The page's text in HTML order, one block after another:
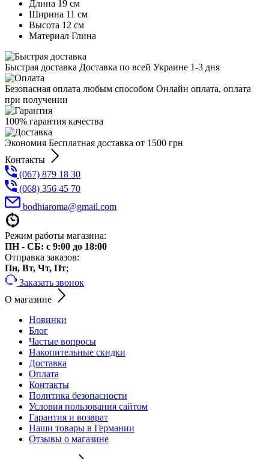
Длина 19 см
Ширина 11 см
Высота 12 см
Maтериал Глина
Быстрая доставка Доставка по всей Украине 1-3 дня
Безопасная оплата любым способом Онлайн оплата, оплата
при получении
100% гарантия качества
Экономия Бесплатная доставка от 1500 грн
Контакты
(067) 879 18 30
(068) 356 45 70
bodhiaroma@gmail.com
Режим работы магазина:
ПН - СБ: с 9:00 до 18:00
Отправка заказов:
Пн, Вт, Чт, Пт;
Заказать звонок
О магазине
Новинки
Блог
Частые вопросы
Накопительные скидки
Доставка
Оплата
Контакты
Политика безопасности
Условия пользования сайтом
Гарантия и возврат
Наши товары в Германии
Отзывы о магазине